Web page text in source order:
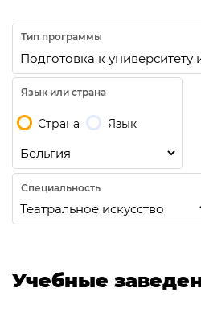
Тип программы
Язык или страна
Страна Язык
Специальность
Учебные